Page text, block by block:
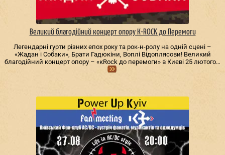
Великий благодійний концерт опору К-ROCK до Перемоги
Легендарні гурти різних епох року та рок-н-ролу на одній сцені –
«Жадан і Собаки», Брати Гадюкіни, Воплі Відоплясови! Великий
благодійний концерт опору – «кRock до перемоги» в Києві 25 лютого…